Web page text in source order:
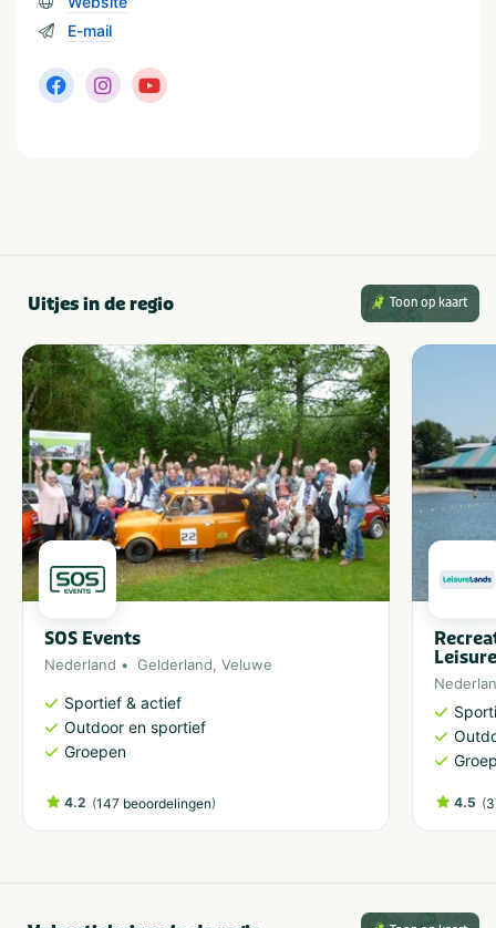
E-mail
Uitjes in de regio Toon op kaart
SOS Events
Nederland Gelderland, Veluwe
Sportief & actief
Outdoor en sportief
Groepen
4.2 (147 beoordelingen) 4.5 (